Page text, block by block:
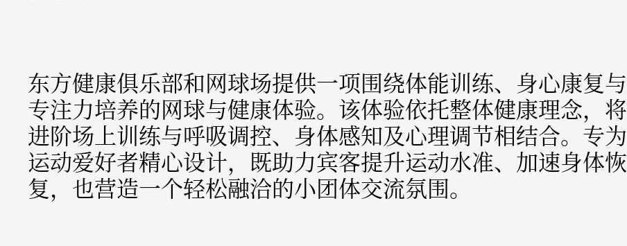
东方健康俱乐部和网球场提供一项围绕体能训练、身心康复与
专注力培养的网球与健康体验。该体验依托整体健康理念，将
进阶场上训练与呼吸调控、身体感知及心理调节相结合。专为
运动爱好者精心设计，既助力宾客提升运动水准、加速身体恢
复，也营造一个轻松融洽的小团体交流氛围。